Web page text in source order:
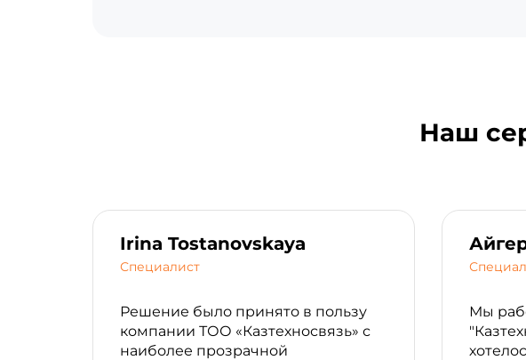
Наш
Irina Tostanovskaya
Специалист
Решение было принято в пользу
компании ТОО «Казтехносвязь» с
наиболее прозрачной
Мы